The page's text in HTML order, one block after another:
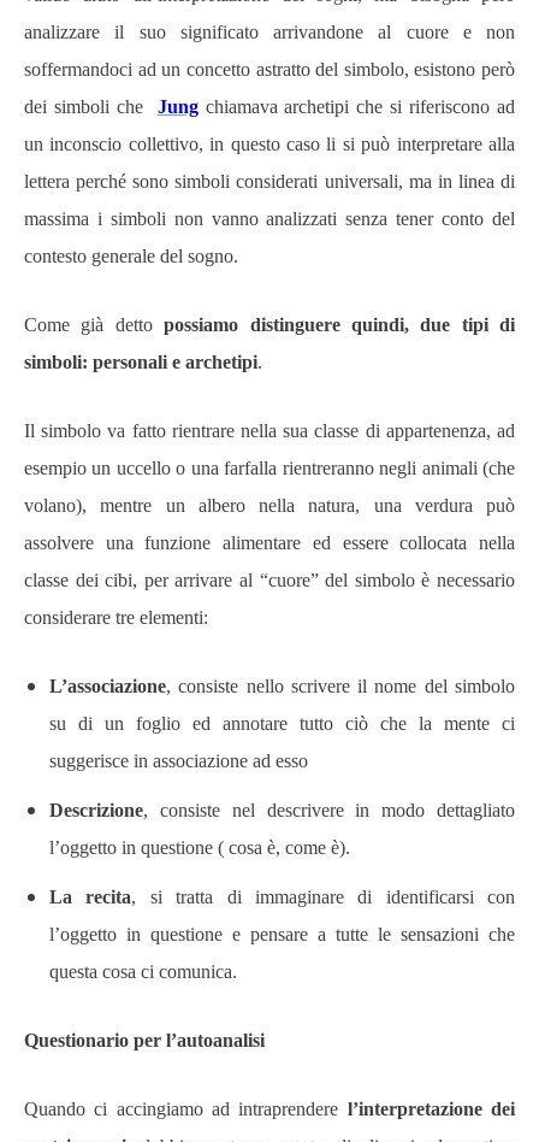
analizzare il suo significato arrivandone al cuore e non
soffermandoci ad un concetto astratto del simbolo, esistono però
dei simboli che Jungchiamava archetipi che si riferiscono ad
un inconscio collettivo, in questo caso li si può interpretare alla
lettera perché sono simboli considerati universali, ma in linea di
massima i simboli non vanno analizzati senza tener conto del
contesto generale del sogno.
Come già dettopossiamo distinguere quindi, due tipi di
simboli: personali e archetipi.
Il simbolo va fatto rientrare nella sua classe di appartenenza, ad
esempio un uccello o una farfalla rientreranno negli animali (che
volano), mentre un albero nella natura, una verdura può
assolvere una funzione alimentare ed essere collocata nella
classe dei cibi, per arrivare al “cuore” del simbolo è necessario
considerare tre elementi:
L’associazione, consiste nello scrivere il nome del simbolo
su di un foglio ed annotare tutto ciò che la mente ci
suggerisce in associazione ad esso
Descrizione, consiste nel descrivere in modo dettagliato
l’oggetto in questione ( cosa è, come è).
La recita, si tratta di immaginare di identificarsi con
l’oggetto in questione e pensare a tutte le sensazioni che
questa cosa ci comunica.
Questionario per l’autoanalisi
Quando ci accingiamo ad intraprendere l’interpretazione dei